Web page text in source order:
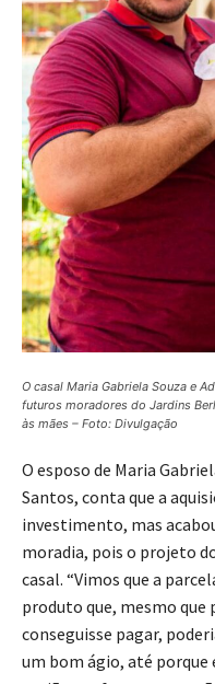
O casal Maria Gabriela Souza e
futuros moradores do Jardins
às mães – Foto: Divulgação
O esposo de Maria
Santos, conta que a
investimento, mas
moradia, pois o projeto
casal. “Vimos que a
produto que, mesmo
conseguisse pagar,
um bom ágio, até